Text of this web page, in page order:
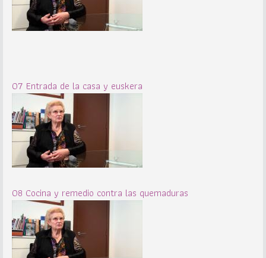
07 Entrada de la casa y euskera
08 Cocina y remedio contra las quemaduras